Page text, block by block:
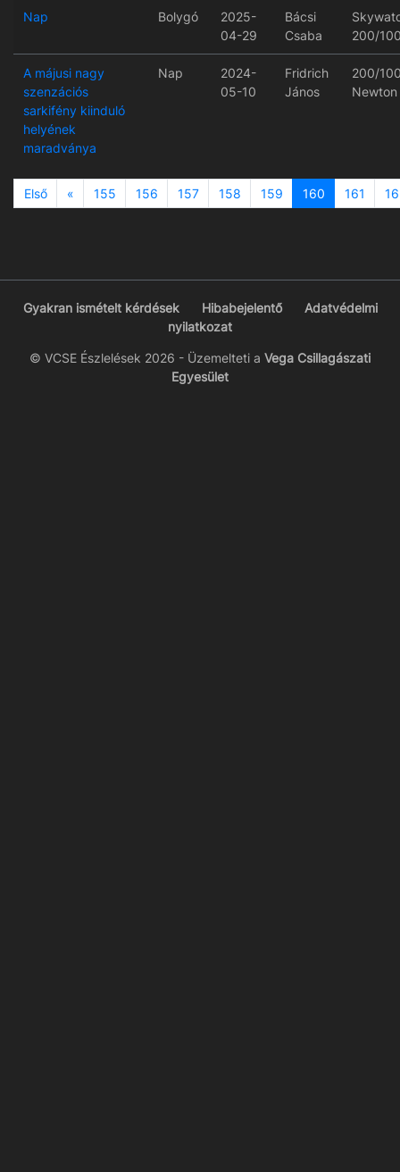
Nap Bolygó
2025-
04-29
Bácsi
Csaba
200/
A májusi nagy
szenzációs
sarkifény kiinduló
helyének
maradványa
Nap
2024-
05-10
Fridrich
János
200/
Newton
Első «Previous
155 156 157 158 159 160 161
Gyakran ismételt kérdések Hibabejelentő
Adatvédelmi
nyilatkozat
© VCSE Észlelések 2026 - Üzemelteti a Vega Csillagászati
Egyesület